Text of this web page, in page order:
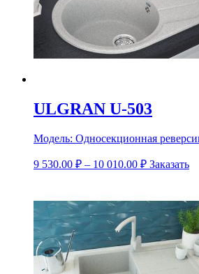
ULGRAN U-503
Модель: Односекционная
9 530.00 ₽ – 10 010.00 ₽ Заказать